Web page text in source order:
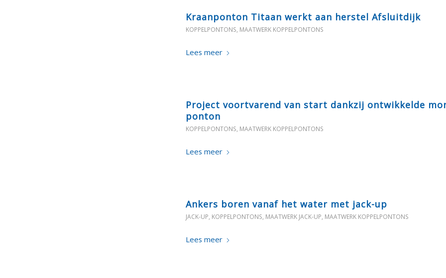
Kraanponton Titaan werkt aan herstel Afsluitdijk
KOPPELPONTONS, MAATWERK KOPPELPONTONS
Lees meer
Project voortvarend van start dankzij ontwikkelde
ponton
KOPPELPONTONS, MAATWERK KOPPELPONTONS
Lees meer
Ankers boren vanaf het water met jack-up
JACK-UP, KOPPELPONTONS, MAATWERK JACK-UP, MAATWERK KOPPELPONTONS
Lees meer